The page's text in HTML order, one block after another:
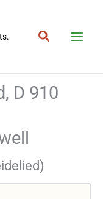
Search
D 910